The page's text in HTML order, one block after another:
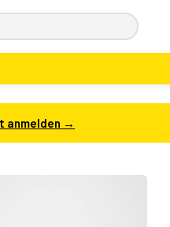
anmelden →